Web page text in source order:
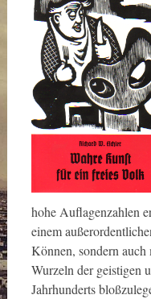
hohe Auflagenzahlen
einem
Können, sondern
Wurzeln der geistigen
Jahrhunderts